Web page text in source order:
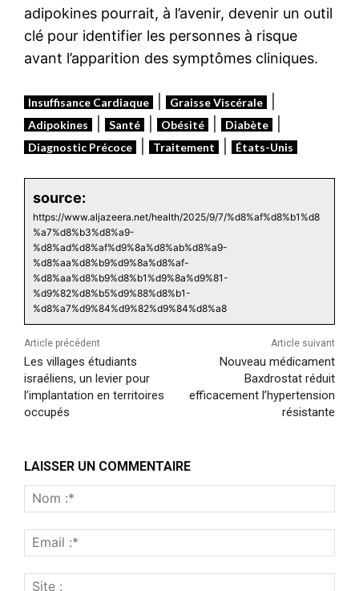
adipokines pourrait, à l’avenir, devenir un outil
clé pour identifier les personnes à risque
avant l’apparition des symptômes cliniques.
Insuffisance Cardiaque Graisse Viscérale
Adipokines Santé Obésité Diabète
Diagnostic Précoce Traitement États-Unis
source:
https://www.aljazeera.net/health/2025/9/7/%d8%af%d8%b1%d8
%a7%d8%b3%d8%a9-
%d8%ad%d8%af%d9%8a%d8%ab%d8%a9-
%d8%aa%d8%b9%d9%8a%d8%af-
%d8%aa%d8%b9%d8%b1%d9%8a%d9%81-
%d9%82%d8%b5%d9%88%d8%b1-
%d8%a7%d9%84%d9%82%d9%84%d8%a8
Article précédent
Les villages étudiants
israéliens, un levier pour
l’implantation en territoires
occupés
Article suivant
Nouveau médicament
Baxdrostat réduit
efficacement l’hypertension
résistante
LAISSER UN COMMENTAIRE
:*
:*